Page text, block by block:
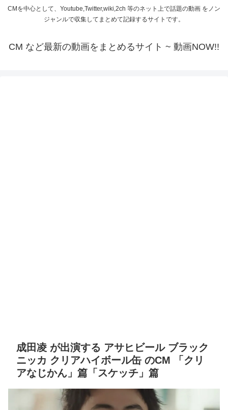
CMを中心として、Youtube,Twitter,wiki,2ch 等のネット上で話題の動画 をノン
ジャンルで収集してまとめて記録するサイトです。
CM など最新の動画をまとめるサイト ~ 動画NOW!!
成田凌 が出演する アサヒビール ブラック
ニッカ クリアハイボール缶 のCM 「クリ
アなじかん」篇「スケッチ」篇